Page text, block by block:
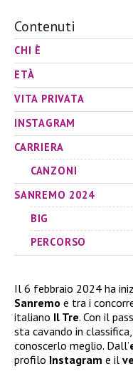
Contenuti
CHI È
ETÀ
VITA PRIVATA
INSTAGRAM
CARRIERA
CANZONI
SANREMO 2024
BIG
PERCORSO
Il 6 febbraio 2024 ha
Sanremo e tra i
italiano Il Tre. Con il
sta cavando in
conoscerlo meglio. Dall’
profilo Instagram e il